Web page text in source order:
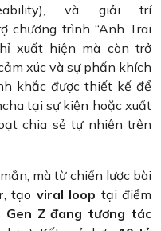
và giải trí
chương trình “Anh Trai
xuất hiện mà còn trở
xúc và sự phấn khích
khắc được thiết kế để
tại sự kiện hoặc xuất
chia sẻ tự nhiên trên
mà từ chiến lược bài
, tạo viral loop tại điểm
Gen Z đang tương tác